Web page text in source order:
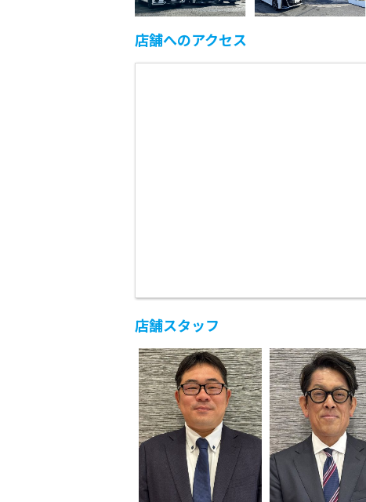
店舗へのアクセス
店舗スタッフ